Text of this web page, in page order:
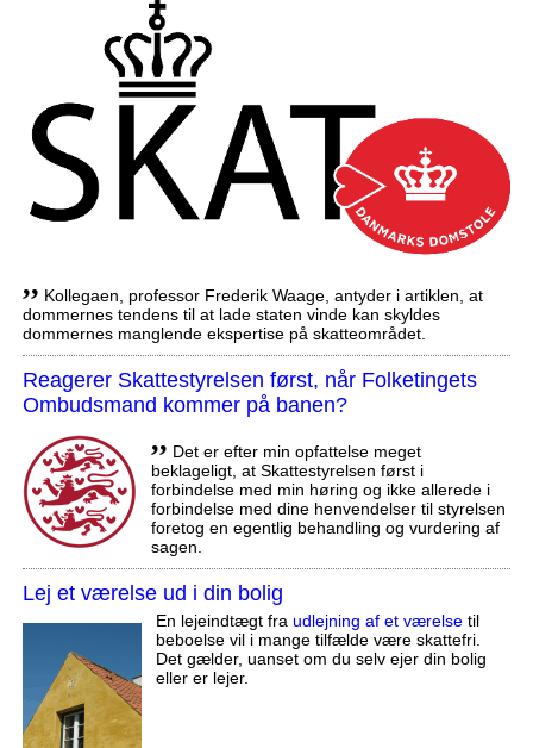
,, Kollegaen, professor Frederik Waage, antyder i artiklen, at
dommernes tendens til at lade staten vinde kan skyldes
dommernes manglende ekspertise på skatteområdet.
Reagerer Skattestyrelsen først, når Folketingets
Ombudsmand kommer på banen?
,, Det er efter min opfattelse meget
beklageligt, at Skattestyrelsen først i
forbindelse med min høring og ikke allerede i
forbindelse med dine henvendelser til styrelsen
foretog en egentlig behandling og vurdering af
sagen.
Lej et værelse ud i din bolig
En lejeindtægt fra udlejning af et værelsetil
beboelse vil i mange tilfælde være skattefri.
Det gælder, uanset om du selv ejer din bolig
eller er lejer.